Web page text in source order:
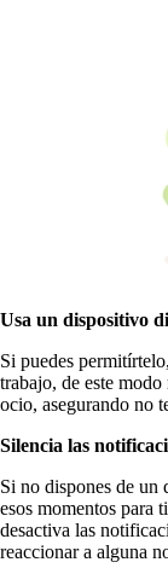
Usa un dispositivo
Si puedes
trabajo, de este
ocio, asegurando no
Silencia las
Si no dispones de un
esos momentos para
desactiva las
reaccionar a alguna